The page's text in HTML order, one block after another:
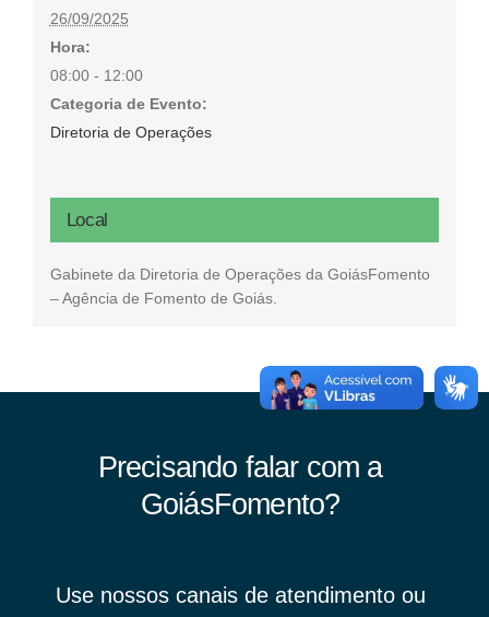
26/09/2025
Hora:
08:00 - 12:00
Categoria de Evento:
Diretoria de Operações
Local
Gabinete da Diretoria de Operações da GoiásFomento
– Agência de Fomento de Goiás.
Precisando falar com a
GoiásFomento?
Use nossos canais de atendimento ou